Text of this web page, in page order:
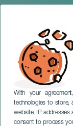
With your
technologies to store,
website, IP addresses
consent to process